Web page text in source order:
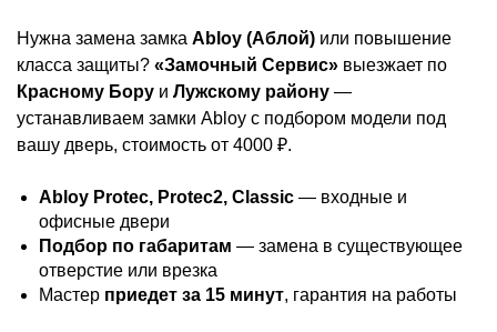
Нужна замена замка Abloy (Аблой) или повышение
класса защиты? «Замочный Сервис» выезжает по
Красному Бору и Лужскому району —
устанавливаем замки Abloy с подбором модели под
вашу дверь, стоимость от 4000 ₽.
Abloy Protec, Protec2, Classic — входные и
офисные двери
Подбор по габаритам — замена в существующее
отверстие или врезка
Мастер приедет за 15 минут, гарантия на работы